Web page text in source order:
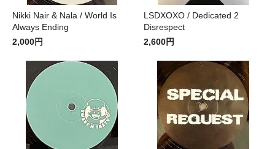
Nikki Nair & Nala / World Is
Always Ending
2,000円
LSDXOXO / Dedicated 2
Disrespect
2,600円